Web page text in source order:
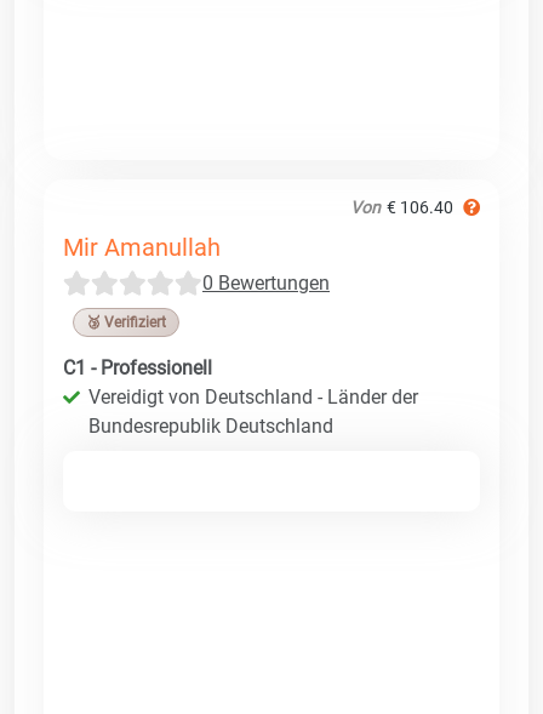
Von € 106.40
Mir Amanullah
0 Bewertungen
🥉 Verifiziert
C1 - Professionell
Vereidigt von Deutschland - Länder der
Bundesrepublik Deutschland